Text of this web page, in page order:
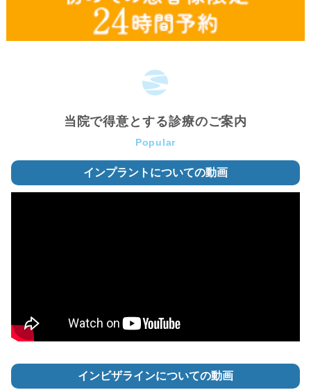
当院で得意とする診療のご案内
Popular
インプラントについての動画
インビザラインについての動画